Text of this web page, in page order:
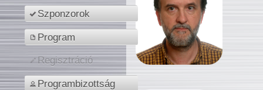
Szponzorok
Program
Regisztráció
Programbizottság